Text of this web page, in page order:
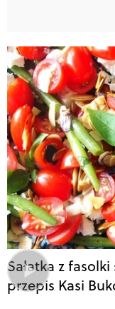
Sałatka z
przepis Kasi